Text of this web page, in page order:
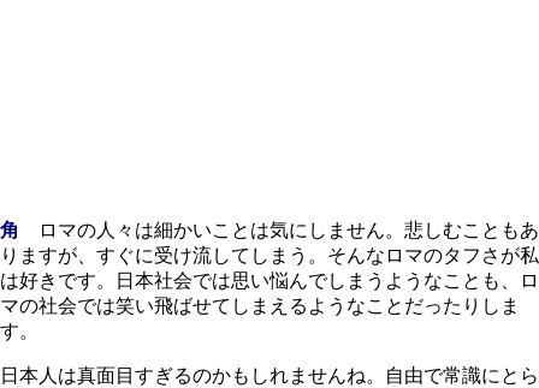
角
ロマの人々は細かいことは気にしません。悲しむこともあ
りますが、すぐに受け流してしまう。そんなロマのタフさが私
は好きです。日本社会では思い悩んでしまうようなことも、ロ
マの社会では笑い飛ばせてしまえるようなことだったりしま
す。
日本人は真面目すぎるのかもしれませんね。自由で常識にとら